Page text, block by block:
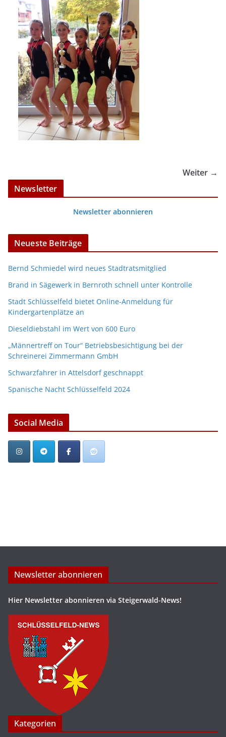
Weiter →
Newsletter
Newsletter abonnieren
Neueste Beiträge
Bernd Schmiedel wird neues Stadtratsmitglied
Brand in Sägewerk in Bernroth schnell unter Kontrolle
Stadt Schlüsselfeld bietet Online-Anmeldung für
Kindergartenplätze an
Dieseldiebstahl im Wert von 600 Euro
„Männertreff on Tour“ Betriebsbesichtigung bei der
Schreinerei Zimmermann GmbH
Schwarzfahrer in Attelsdorf geschnappt
Spanische Nacht Schlüsselfeld 2024
Social Media
Newsletter abonnieren
Hier Newsletter abonnieren via Steigerwald-News!
Kategorien